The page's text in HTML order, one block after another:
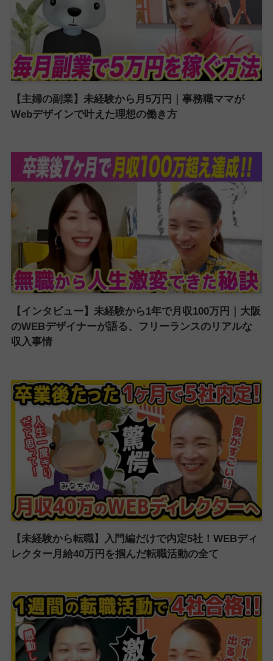
【主婦の副業】未経験から月5万円｜事務職ママが
Webデザインで叶えた理想の働き方
【インタビュー】未経験から1年で月収100万円｜大阪
のWEBデザイナーが語る、フリーランスのリアルな
収入事情
【未経験から転職】入門編だけで内定5社！WEBディ
レクター月給40万円を掴んだ転職活動の全て